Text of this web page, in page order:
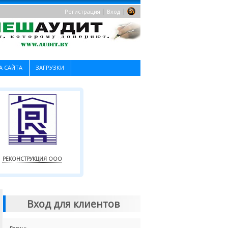
Регистрация Вход
САЙТА ЗАГРУЗКИ
РЕКОНСТРУКЦИЯ ООО
Вход для клиентов